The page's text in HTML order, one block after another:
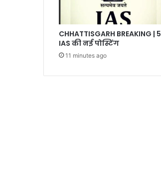
CHHATTISGARH BREAKING | 5
IAS की नई पोस्टिंग
11 minutes ago